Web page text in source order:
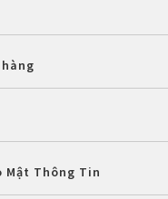
Mật Thông Tin